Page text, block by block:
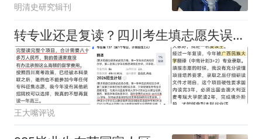
明清史研究辑刊
转专业还是复读？四川考生填志愿失误，被广西民大中外合作录取，5年80万费用无力承担！
王大嘴评说